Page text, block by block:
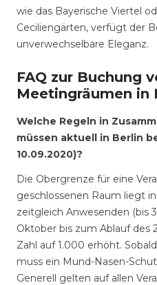
wie das Bayerische Viertel
Ceciliengärten, verfügt der
unverwechselbare Eleganz.
FAQ zur Buchung
Meetingräumen in
Welche Regeln in
müssen aktuell in Berlin
10.09.2020)?
Die Obergrenze für eine
geschlossenen Raum liegt
zeitgleich Anwesenden (bis
Oktober bis zum Ablauf des
Zahl auf 1.000 erhöht.
muss ein Mund-Nasen-
Generell gelten auf allen